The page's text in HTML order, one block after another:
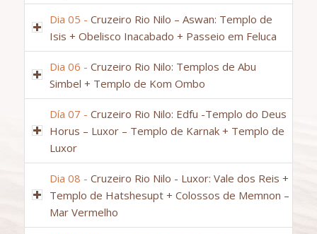
Dia 05 - Cruzeiro Rio Nilo – Aswan: Templo de
Isis + Obelisco Inacabado + Passeio em Feluca
Dia 06 - Cruzeiro Rio Nilo: Templos de Abu
Simbel + Templo de Kom Ombo
Día 07 - Cruzeiro Rio Nilo: Edfu -Templo do Deus
Horus – Luxor – Templo de Karnak + Templo de
Luxor
Dia 08 - Cruzeiro Rio Nilo - Luxor: Vale dos Reis +
Templo de Hatshesupt + Colossos de Memnon –
Mar Vermelho